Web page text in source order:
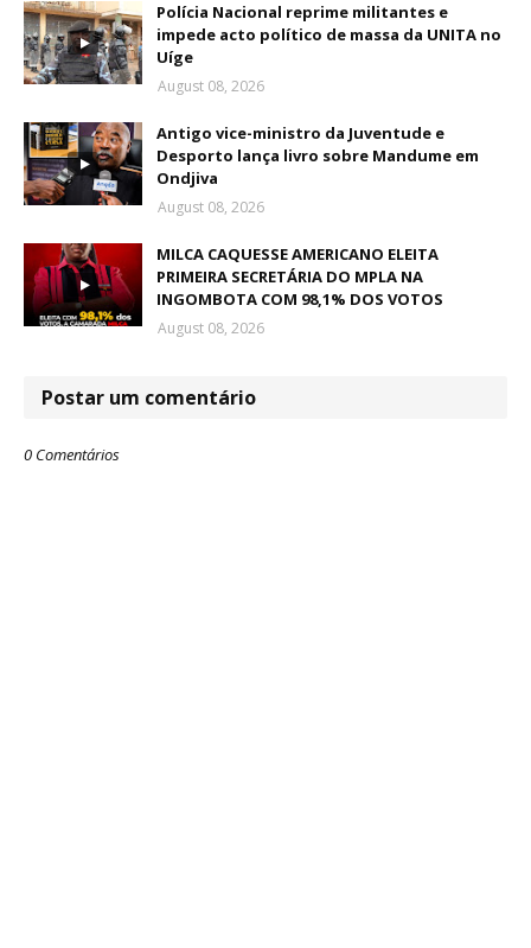
Polícia Nacional reprime militantes e
impede acto político de massa da UNITA no
Uíge
August 08, 2026
Antigo vice-ministro da Juventude e
Desporto lança livro sobre Mandume em
Ondjiva
August 08, 2026
MILCA CAQUESSE AMERICANO ELEITA
PRIMEIRA SECRETÁRIA DO MPLA NA
INGOMBOTA COM 98,1% DOS VOTOS
August 08, 2026
Postar um comentário
0 Comentários